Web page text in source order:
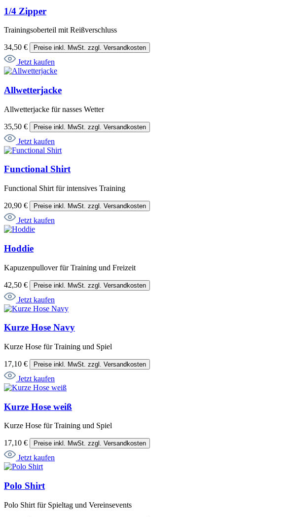
1/4 Zipper
Trainingsoberteil mit Reißverschluss
34,50 € Preise inkl. MwSt. zzgl. Versandkosten
Jetzt kaufen
Allwetterjacke
Allwetterjacke für nasses Wetter
35,50 € Preise inkl. MwSt. zzgl. Versandkosten
Jetzt kaufen
Functional Shirt
Functional Shirt für intensives Training
20,90 € Preise inkl. MwSt. zzgl. Versandkosten
Jetzt kaufen
Hoddie
Kapuzenpullover für Training und Freizeit
42,50 € Preise inkl. MwSt. zzgl. Versandkosten
Jetzt kaufen
Kurze Hose Navy
Kurze Hose für Training und Spiel
17,10 € Preise inkl. MwSt. zzgl. Versandkosten
Jetzt kaufen
Kurze Hose weiß
Kurze Hose für Training und Spiel
17,10 € Preise inkl. MwSt. zzgl. Versandkosten
Jetzt kaufen
Polo Shirt
Polo Shirt für Spieltag und Vereinsevents